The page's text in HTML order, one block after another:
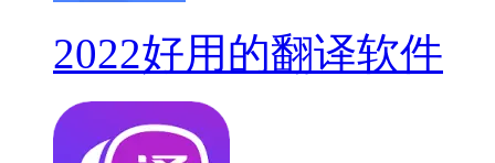
2022好用的翻译软件